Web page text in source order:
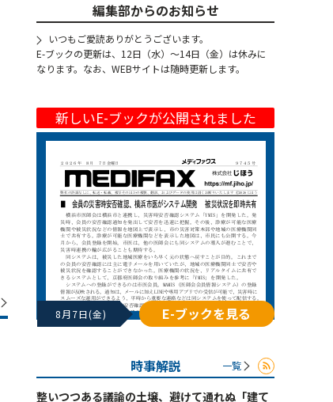
編集部からのお知らせ
いつもご愛読ありがとうございます。
E-ブックの更新は、12日（水）～14日（金）は休みに
なります。なお、WEBサイトは随時更新します。
新しいE-ブックが公開されました
8月7日(金) E-ブックを見る
時事解説 一覧
整いつつある議論の土壌、避けて通れぬ「建て